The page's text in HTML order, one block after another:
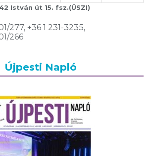
István út 15. fsz.(ÜSZI)
277, +36 1 231-3235,
266
Újpesti Napló